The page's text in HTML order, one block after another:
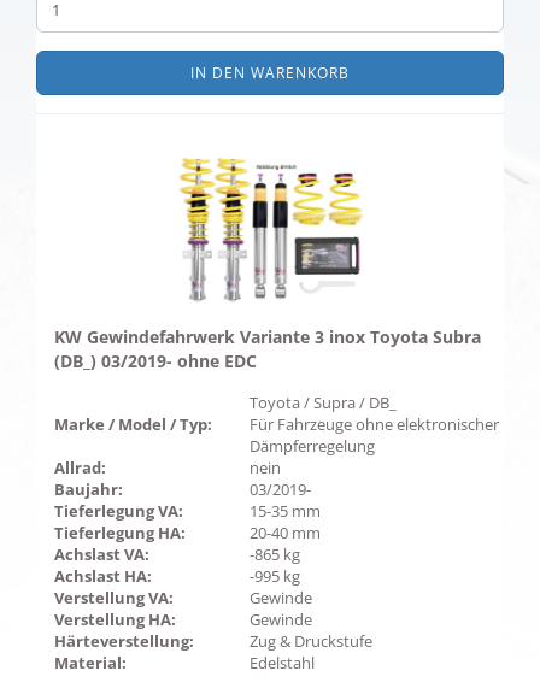
IN DEN WARENKORB
KW Gewindefahrwerk Variante 3 inox Toyota Subra
(DB_) 03/2019- ohne EDC
Marke / Model / Typ:
Toyota / Supra / DB_
Für Fahrzeuge ohne elektronischer
Dämpferregelung
Allrad:
nein
Baujahr:
03/2019-
Tieferlegung VA:
15-35 mm
Tieferlegung HA:
20-40 mm
Achslast VA:
-865 kg
Achslast HA:
-995 kg
Verstellung VA:
Gewinde
Verstellung HA:
Gewinde
Härteverstellung:
Zug & Druckstufe
Material:
Edelstahl